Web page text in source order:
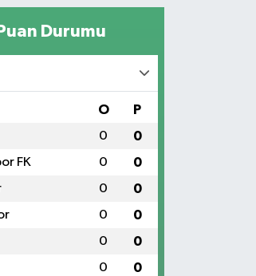
Durumu
O P
0 0
FK 0 0
0 0
0 0
0 0
0 0